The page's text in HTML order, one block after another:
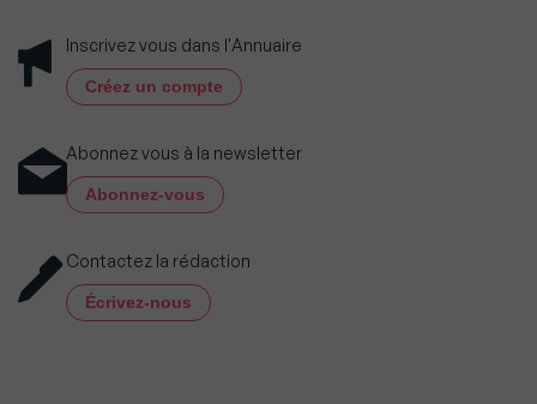
Inscrivez vous dans l'Annuaire
Créez un compte
Abonnez vous à la newsletter
Abonnez-vous
Contactez la rédaction
Écrivez-nous